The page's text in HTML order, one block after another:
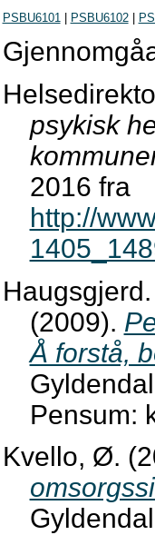
PSBU6101| PSBU6102|
psykisk
2016 fra
http://
(2009).
Å forstå,
Pensum:
Kvello, Ø.